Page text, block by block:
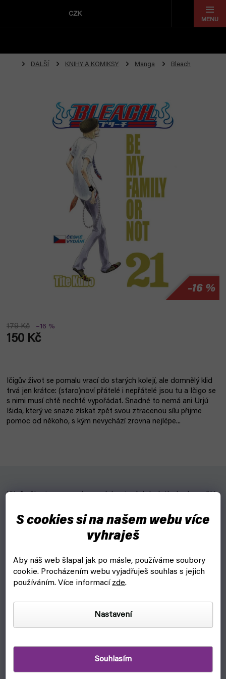
S cookies si na našem webu více
vyhraješ
Aby náš web šlapal jak po másle, používáme soubory
cookie. Procházením webu vyjadřuješ souhlas s jejich
používáním. Více informací zde.
Nastavení
Souhlasím
CZK
DALŠÍ KNIHY A KOMIKSY Manga Bleach
–16 %
179 Kč –16 %
150 Kč
Ičigův život se pomalu vrací do starých kolejí, ale domnělý klid
trvá jen krátce: (staro)noví přátelé i nepřátelé jsou tu a Ičigo se
s nimi musí chtě nechtě vypořádat. Snadné to nemá ani Urjú
Išida, který ve snaze získat zpět svou ztracenou sílu přijme
pomoc od někoho, s kým nevychází zrovna nejlépe...
Ičigův život se pomalu vrací do starých kolejí, ale domnělý
a Ičigo se s nimi musí chtě nechtě vypořádat. Snadné to
ztracenou sílu přijme pomoc od někoho, s kým nevychází
DOPLŇKOVÉ PARAMETRY
EAN: 9788074493577
JAZYK
Položka byla vyprodána…